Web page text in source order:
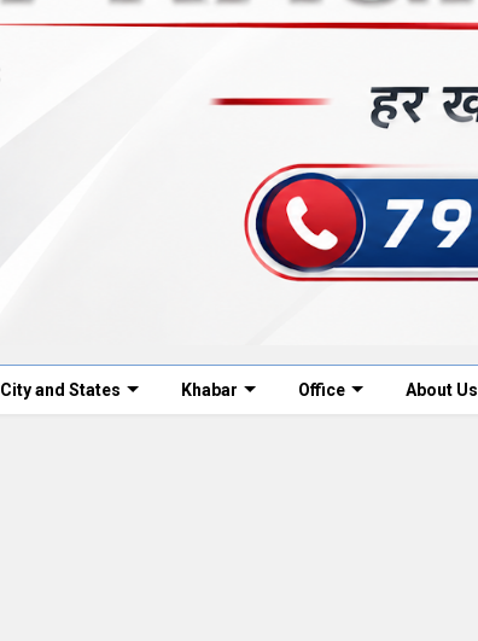
City and States Khabar Office About Us